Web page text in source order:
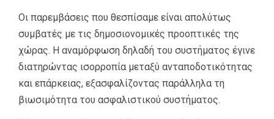
Οι παρεμβάσεις που θεσπίσαμε είναι απολύτως
συμβατές με τις δημοσιονομικές προοπτικές της
χώρας. Η αναμόρφωση δηλαδή του συστήματος έγινε
διατηρώντας ισορροπία μεταξύ ανταποδοτικότητας
και επάρκειας, εξασφαλίζοντας παράλληλα τη
βιωσιμότητα του ασφαλιστικού συστήματος.